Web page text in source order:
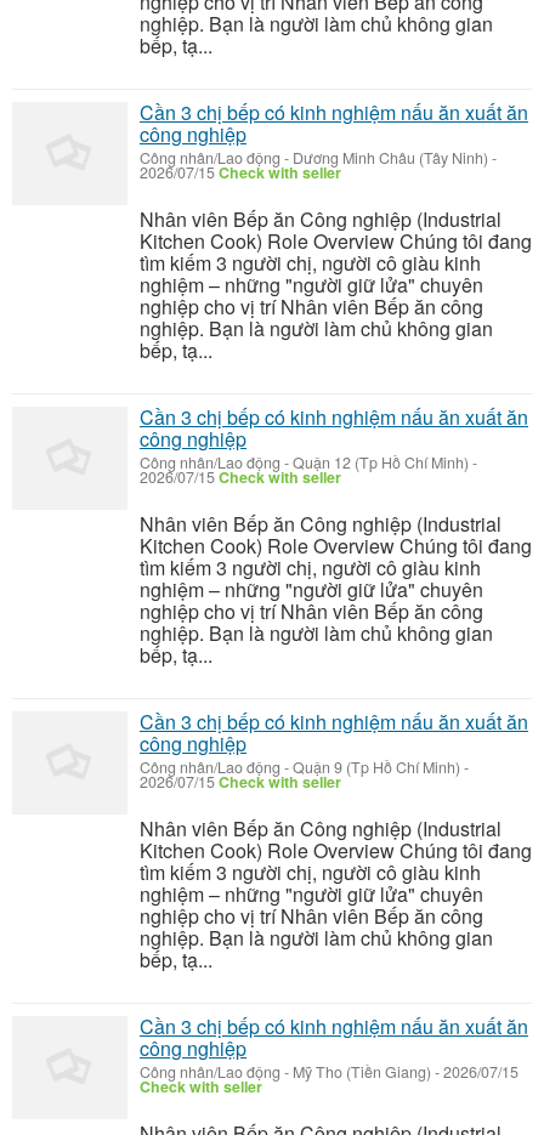
nghiệp. Bạn là người làm chủ không gian
bếp, tạ...
Cần 3 chị bếp có kinh nghiệm nấu ăn xuất ăn
công nghiệp
Công nhân/Lao động - Dương Minh Châu (Tây Ninh) -
2026/07/15Check with seller
Nhân viên Bếp ăn Công nghiệp (Industrial
Kitchen Cook) Role Overview Chúng tôi đang
tìm kiếm 3 người chị, người cô giàu kinh
nghiệm – những "người giữ lửa" chuyên
nghiệp cho vị trí Nhân viên Bếp ăn công
nghiệp. Bạn là người làm chủ không gian
bếp, tạ...
Cần 3 chị bếp có kinh nghiệm nấu ăn xuất ăn
công nghiệp
Công nhân/Lao động -Quận 12 (Tp Hồ Chí Minh) -
2026/07/15Check with seller
Nhân viên Bếp ăn Công nghiệp (Industrial
Kitchen Cook) Role Overview Chúng tôi đang
tìm kiếm 3 người chị, người cô giàu kinh
nghiệm – những "người giữ lửa" chuyên
nghiệp cho vị trí Nhân viên Bếp ăn công
nghiệp. Bạn là người làm chủ không gian
bếp, tạ...
Cần 3 chị bếp có kinh nghiệm nấu ăn xuất ăn
công nghiệp
Công nhân/Lao động -Quận 9 (Tp Hồ Chí Minh) -
2026/07/15Check with seller
Nhân viên Bếp ăn Công nghiệp (Industrial
Kitchen Cook) Role Overview Chúng tôi đang
tìm kiếm 3 người chị, người cô giàu kinh
nghiệm – những "người giữ lửa" chuyên
nghiệp cho vị trí Nhân viên Bếp ăn công
nghiệp. Bạn là người làm chủ không gian
bếp, tạ...
Cần 3 chị bếp có kinh nghiệm nấu ăn xuất ăn
công nghiệp
Công nhân/Lao động - Mỹ Tho (Tiền Giang) -2026/07/15
Check with seller